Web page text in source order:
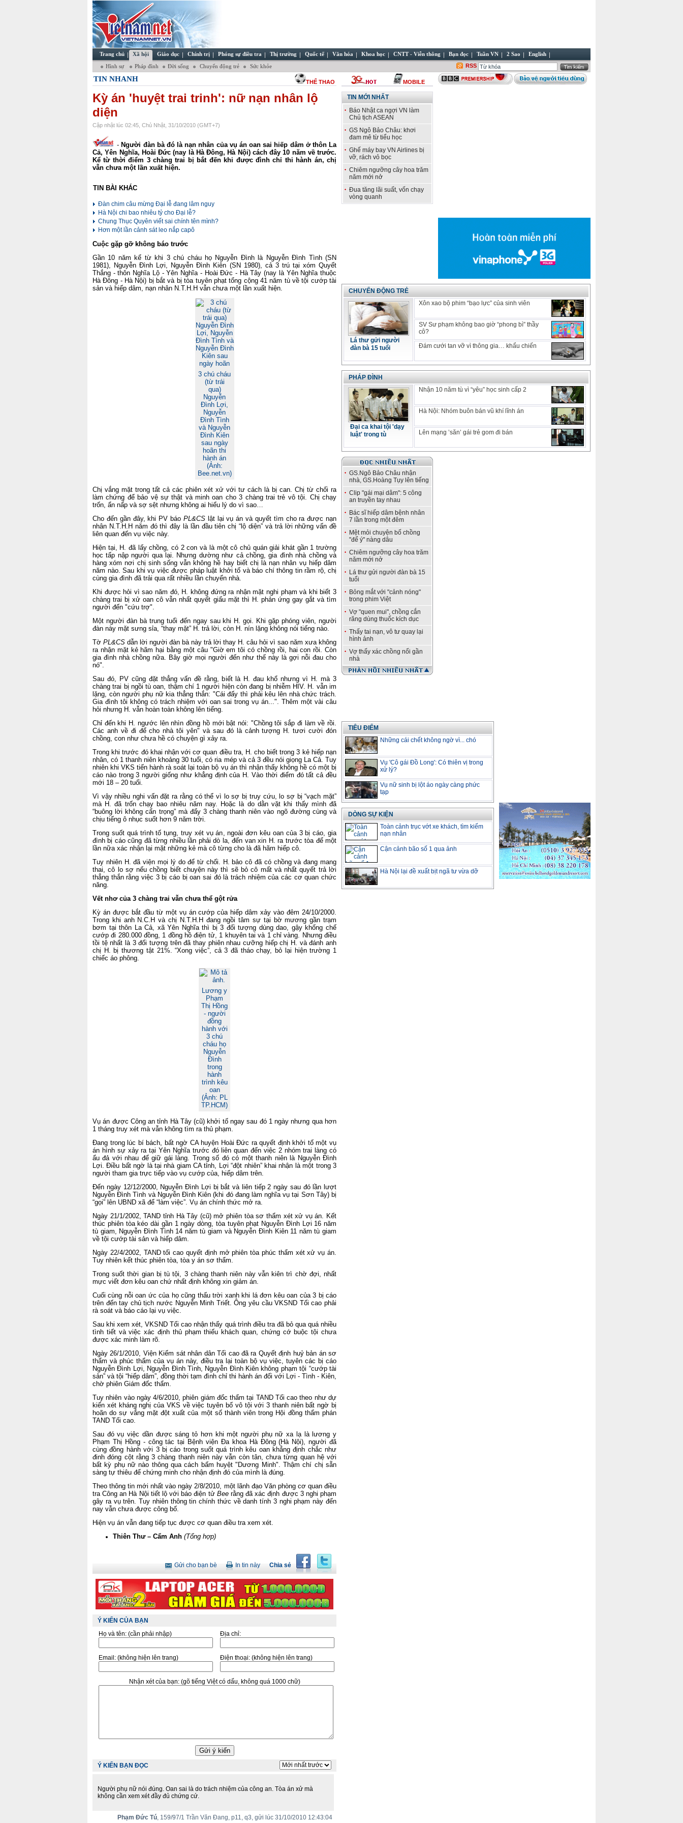
Trang chủ Xã hội Giáo dục Chính trị Phóng sự điều tra Thị trường Quốc tế Văn hóa Khoa học CNTT - Viễn thông Bạn đọc Tuần VN 2 Sao English
Hình sự Pháp đình Đời sống Chuyển động trẻ Sức khỏe RSS
TIN NHANH THỂ THAO MOBILE
Kỳ án 'huyệt trai trinh': nữ nạn nhân lộ
diện
Cập nhật lúc 02:45, Chủ Nhật, 31/10/2010 (GMT+7)
- Người đàn bà đó là nạn nhân của vụ án oan sai hiếp dâm ở thôn La
Cả, Yên Nghĩa, Hoài Đức (nay là Hà Đông, Hà Nội) cách đây 10 năm về trước.
Kể từ thời điểm 3 chàng trai bị bắt đến khi được đình chỉ thi hành án, chị
vẫn chưa một lần xuất hiện.
TIN BÀI KHÁC
Đàn chim câu mừng Đại lễ đang lâm nguy
Hà Nội chi bao nhiêu tỷ cho Đại lễ?
Chung Thục Quyên viết sai chính tên mình?
Hơn một lần cảnh sát leo nắp capô
Cuộc gặp gỡ không báo trước
Gần 10 năm kể từ khi 3 chú cháu họ Nguyễn Đình là Nguyễn Đình Tình (SN
1981), Nguyễn Đình Lợi, Nguyễn Đình Kiên (SN 1980), cả 3 trú tại xóm Quyết
Thắng - thôn Nghĩa Lộ - Yên Nghĩa - Hoài Đức - Hà Tây (nay là Yên Nghĩa thuộc
Hà Đông - Hà Nội) bị bắt và bị tòa tuyên phạt tổng cộng 41 năm tù về tội cướp tài
sản và hiếp dâm, nạn nhân N.T.H.H vẫn chưa một lần xuất hiện.
3 chú cháu
(từ trái
qua)
Nguyễn
Đình Lợi,
Nguyễn
Đình Tình
và Nguyễn
Đình Kiên
sau ngày
hoãn thi
hành án
(Ảnh:
Bee.net.vn)
Chị vắng mặt trong tất cả các phiên xét xử với tư cách là bị can. Chị từ chối ra
làm chứng để bảo vệ sự thật và minh oan cho 3 chàng trai trẻ vô tội. Chị chạy
trốn, ẩn nấp và sợ sệt nhưng không ai hiểu lý do vì sao…
Cho đến gần đây, khi PV báo PL&CSlật lại vụ án và quyết tìm cho ra được nạn
nhân N.T.H.H năm đó thì đây là lần đầu tiên chị “lộ diện” và trả lời những vấn đề
liên quan đến vụ việc này.
Hiện tại, H. đã lấy chồng, có 2 con và là một cô chủ quán giải khát gần 1 trường
học tấp nập người qua lại. Nhưng dường như cả chồng, gia đình nhà chồng và
hàng xóm nơi chị sinh sống vẫn không hề hay biết chị là nạn nhân vụ hiếp dâm
năm nào. Sau khi vụ việc được pháp luật khởi tố và báo chí thông tin rầm rộ, chị
cùng gia đình đã trải qua rất nhiều lần chuyển nhà.
Khi được hỏi vì sao năm đó, H. không đứng ra nhận mặt nghi phạm và khi biết 3
chàng trai bị xử oan cô vẫn nhất quyết giấu mặt thì H. phản ứng gay gắt và tìm
người đến "cứu trợ".
Một người đàn bà trung tuổi đến ngay sau khi H. gọi. Khi gặp phóng viên, người
đàn này mặt sưng sỉa, “thay mặt” H. trả lời, còn H. nín lặng không nói tiếng nào.
Tờ PL&CS dẫn lời người đàn bà này trả lời thay H. câu hỏi vì sao năm xưa không
ra nhận mặt kẻ hãm hại bằng một câu "Giờ em tôi có chồng rồi, hai con rồi. Còn
gia đình nhà chồng nữa. Bây giờ mọi người đến như thế này là gợi nỗi đau cho
nó".
Sau đó, PV cũng đặt thẳng vấn đề rằng, biết là H. đau khổ nhưng vì H. mà 3
chàng trai bị ngồi tù oan, thậm chí 1 người hiện còn đang bị nhiễm HIV. H. vẫn im
lặng, còn người phụ nữ kia thẳng thắn: "Cái đấy thì phải kêu lên nhà chức trách.
Gia đình tôi không có trách nhiệm với oan sai trong vụ án...". Thêm một vài câu
hỏi nhưng H. vẫn hoàn toàn không lên tiếng.
Chỉ đến khi H. ngước lên nhìn đồng hồ mới bật nói: "Chồng tôi sắp đi làm về rồi.
Các anh về đi để cho nhà tôi yên" và sau đó là cảnh tượng H. tươi cười đón
chồng, con như chưa hề có chuyện gì xảy ra.
Trong khi trước đó khai nhận với cơ quan điều tra, H. cho biết trong 3 kẻ hiếp nạn
nhân, có 1 thanh niên khoảng 30 tuổi, có ria mép và cả 3 đều nói giọng La Cả. Tuy
nhiên khi VKS tiến hành rà soát lại toàn bộ vụ án thì nhận thấy không hề có một bị
cáo nào trong 3 người giống như khẳng định của H. Vào thời điểm đó tất cả đều
mới 18 – 20 tuổi.
Vì vậy nhiều nghi vấn đặt ra rằng có thể vì lo sợ bị truy cứu, lo sợ bị “vạch mặt”
mà H. đã trốn chạy bao nhiêu năm nay. Hoặc là do dằn vặt khi thấy mình đã
“buông lời không cẩn trọng” mà đẩy 3 chàng thanh niên vào ngõ đường cùng và
chịu tiếng ô nhục suốt hơn 9 năm trời.
Trong suốt quá trình tố tụng, truy xét vụ án, ngoài đơn kêu oan của 3 bị cáo, gia
đình bị cáo cũng đã từng nhiều lần phải dò la, đến van xin H. ra trước tòa để một
lần nữa xác nhận lại mặt những kẻ mà cô từng cho là đã hãm hiếp cô.
Tuy nhiên H. đã viện mọi lý do để từ chối. H. bảo cô đã có chồng và đang mang
thai, cô lo sợ nếu chồng biết chuyện này thì sẽ bỏ cô mất và nhất quyết trả lời
thẳng thắn rằng việc 3 bị cáo bị oan sai đó là trách nhiệm của các cơ quan chức
năng.
Vết nhơ của 3 chàng trai vẫn chưa thể gột rửa
Kỳ án được bắt đầu từ một vụ án cướp của hiếp dâm xảy vào đêm 24/10/2000.
Trong khi anh N.C.H và chị N.T.H.H đang ngồi tâm sự tại bờ mương gần trạm
bơm tại thôn La Cả, xã Yên Nghĩa thì bị 3 đối tượng dùng dao, gậy khống chế
cướp đi 280.000 đồng, 1 đồng hồ điện tử, 1 khuyên tai và 1 chỉ vàng. Nhưng điều
tồi tệ nhất là 3 đối tượng trên đã thay phiên nhau cưỡng hiếp chị H. và đánh anh
chị H. bị thương tật 21%. “Xong việc”, cả 3 đã tháo chạy, bỏ lại hiện trường 1
chiếc áo phông.
Lương y
Phạm
Thị Hồng
- người
đồng
hành với
3 chú
cháu họ
Nguyễn
Đình
trong
hành
trình kêu
oan
(Ảnh: PL
TP.HCM)
Vụ án được Công an tỉnh Hà Tây (cũ) khởi tố ngay sau đó 1 ngày nhưng qua hơn
1 tháng truy xét mà vẫn không tìm ra thủ phạm.
Đang trong lúc bí bách, bất ngờ CA huyện Hoài Đức ra quyết định khởi tố một vụ
án hình sự xảy ra tại Yên Nghĩa trước đó liên quan đến việc 2 nhóm trai làng có
ẩu đả với nhau để giữ gái làng. Trong số đó có một thanh niên là Nguyễn Đình
Lợi. Điều bất ngờ là tại nhà giam CA tỉnh, Lợi “đột nhiên” khai nhận là một trong 3
người tham gia trực tiếp vào vụ cướp của, hiếp dâm trên.
Đến ngày 12/12/2000, Nguyễn Đình Lợi bị bắt và liên tiếp 2 ngày sau đó lần lượt
Nguyễn Đình Tình và Nguyễn Đình Kiên (khi đó đang làm nghĩa vụ tại Sơn Tây) bị
“gọi” lên UBND xã để “làm việc”. Vụ án chính thức mở ra.
Ngày 21/1/2002, TAND tỉnh Hà Tây (cũ) mở phiên tòa sơ thẩm xét xử vụ án. Kết
thúc phiên tòa kéo dài gần 1 ngày dòng, tòa tuyên phạt Nguyễn Đình Lợi 16 năm
tù giam, Nguyễn Đình Tình 14 năm tù giam và Nguyễn Đình Kiên 11 năm tù giam
về tội cướp tài sản và hiếp dâm.
Ngày 22/4/2002, TAND tối cao quyết định mở phiên tòa phúc thẩm xét xử vụ án.
Tuy nhiên kết thúc phiên tòa, tòa y án sơ thẩm.
Trong suốt thời gian bị tù tội, 3 chàng thanh niên này vẫn kiên trì chờ đợi, nhất
mực viết đơn kêu oan chứ nhất định không xin giảm án.
Cuối cùng nỗi oan ức của họ cũng thấu trời xanh khi lá đơn kêu oan của 3 bị cáo
trên đến tay chủ tịch nước Nguyễn Minh Triết. Ông yêu cầu VKSND Tối cao phải
rà soát và báo cáo lại vụ việc.
Sau khi xem xét, VKSND Tối cao nhận thấy quá trình điều tra đã bỏ qua quá nhiều
tình tiết và việc xác định thủ phạm thiếu khách quan, chứng cớ buộc tội chưa
được xác minh làm rõ.
Ngày 26/1/2010, Viện Kiểm sát nhân dân Tối cao đã ra Quyết định huỷ bản án sơ
thẩm và phúc thẩm của vụ án này, điều tra lại toàn bộ vụ việc, tuyên các bị cáo
Nguyễn Đình Lợi, Nguyễn Đình Tình, Nguyễn Đình Kiên không phạm tội “cướp tài
sản” và tội “hiếp dâm”, đồng thời tạm đình chỉ thi hành án đối với Lợi - Tình - Kiên,
chờ phiên Giám đốc thẩm.
Tuy nhiên vào ngày 4/6/2010, phiên giám đốc thẩm tại TAND Tối cao theo như dự
kiến xét kháng nghị của VKS về việc tuyên bố vô tội với 3 thanh niên bất ngờ bị
hoãn do sự vắng mặt đột xuất của một số thành viên trong Hội đồng thẩm phán
TAND Tối cao.
Sau đó vụ việc dần được sáng tỏ hơn khi một người phụ nữ xa lạ là lương y
Phạm Thị Hồng - công tác tại Bệnh viện Đa khoa Hà Đông (Hà Nội),người đã
cùng đồng hành với 3 bị cáo trong suốt quá trình kêu oan khẳng định chắc như
đinh đóng cột rằng 3 chàng thanh niên này vẫn còn tân, chưa từng quan hệ với
bất kỳ phụ nữ nào thông qua cách bấm huyệt "Dương Minh". Thậm chí chị sẵn
sàng tự thiêu để chứng minh cho nhận định đó của mình là đúng.
Theo thông tin mới nhất vào ngày 2/8/2010, một lãnh đạo Văn phòng cơ quan điều
tra Công an Hà Nội tiết lộ với báo điện tử Bee rằng đã xác định được 3 nghi phạm
gây ra vụ trên. Tuy nhiên thông tin chính thức về danh tính 3 nghi phạm này đến
nay vẫn chưa được công bố.
Hiện vụ án vẫn đang tiếp tục được cơ quan điều tra xem xét.
Thiên Thư – Cẩm Anh (Tổng hợp)
Chia sẻ
In tin này
Gửi cho bạn bè
Ý KIẾN CỦA BẠN
Họ và tên: (cần phải nhập) Địa chỉ:
Email: (không hiện lên trang) Điện thoại: (không hiện lên trang)
Nhận xét của bạn: (gõ tiếng Việt có dấu, không quá 1000 chữ)
Ý KIẾN BẠN ĐỌC
Người phụ nữ nói đúng. Oan sai là do trách nhiệm của công an. Tòa án xử mà
không cần xem xét đầy đủ chứng cứ.
Phạm Đức Tú, 159/97/1 Trần Văn Đang, p11, q3, gửi lúc 31/10/2010 12:43:04
TIN MỚI NHẤT
Báo Nhật ca ngợi VN làm
Chủ tịch ASEAN
GS Ngô Bảo Châu: khơi
đam mê từ tiểu học
Ghế máy bay VN Airlines bị
vỡ, rách vỏ bọc
Chiêm ngưỡng cây hoa trăm
năm mới nở
Đua tăng lãi suất, vốn chạy
vòng quanh
CHUYỂN ĐỘNG TRẺ
Lá thư gửi người
đàn bà 15 tuổi
Xôn xao bộ phim “bạo lực” của sinh viên
SV Sư phạm không bao giờ “phong bì” thầy
cô?
Đám cưới tan vỡ vì thông gia… khẩu chiến
PHÁP ĐÌNH
Đại ca khai tội 'dạy
luật' trong tù
Nhận 10 năm tù vì “yêu” học sinh cấp 2
Hà Nội: Nhóm buôn bán vũ khí lĩnh án
Lên mạng ’săn’ gái trẻ gom đi bán
GS.Ngô Bảo Châu nhận
nhà, GS.Hoàng Tụy lên tiếng
Clip "gái mại dâm": 5 công
an truyền tay nhau
Bác sĩ hiếp dâm bệnh nhân
7 lần trong một đêm
Mệt mỏi chuyện bố chồng
"để ý" nàng dâu
Chiêm ngưỡng cây hoa trăm
năm mới nở
Lá thư gửi người đàn bà 15
tuổi
Bỏng mắt với "cảnh nóng"
trong phim Việt
Vợ "quen mui", chồng cắn
răng dùng thuốc kích dục
Thấy tai nạn, vô tư quay lại
hình ảnh
Vợ thấy xác chồng nổi gần
nhà
TIÊU ĐIỂM
Những cái chết không ngờ vì... chó
Vụ 'Cô gái Đồ Long': Có thiên vị trong
xử lý?
Vụ nữ sinh bị lột áo ngày càng phức
tạp
DÒNG SỰ KIỆN
Toàn cảnh trục vớt xe khách, tìm kiếm
nạn nhân
Cận cảnh bão số 1 qua ảnh
Hà Nội lại đề xuất bịt ngã tư vừa dỡ